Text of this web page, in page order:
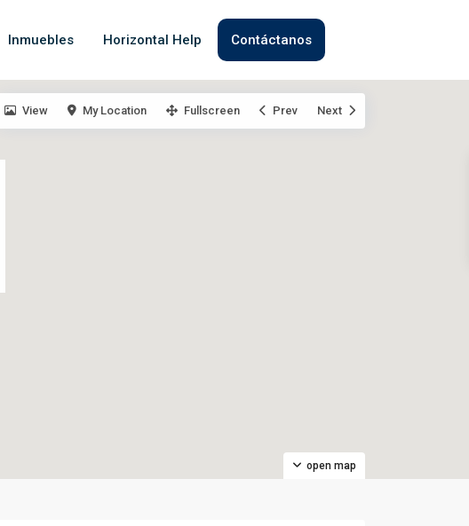
Inmuebles Horizontal Help Contáctanos
open map
View My Location Fullscreen Prev Next